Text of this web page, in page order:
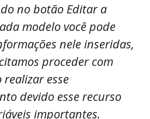
no botão Editar a
modelo você pode
nele inseridas,
proceder com
realizar esse
devido esse recurso
importantes.